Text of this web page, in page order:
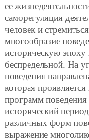
ее
саморегуляция
человек и
многообразие
историческую эпоху
беспредельной. На
поведения
которая
программ
исторический
различных форм
выражение